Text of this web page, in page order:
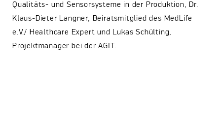
Qualitäts- und Sensorsysteme in der Produktion, Dr.
Klaus-Dieter Langner, Beiratsmitglied des MedLife
e.V./ Healthcare Expert und Lukas Schülting,
Projektmanager bei der AGIT.